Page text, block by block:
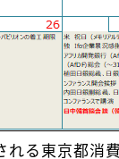
れる東京都